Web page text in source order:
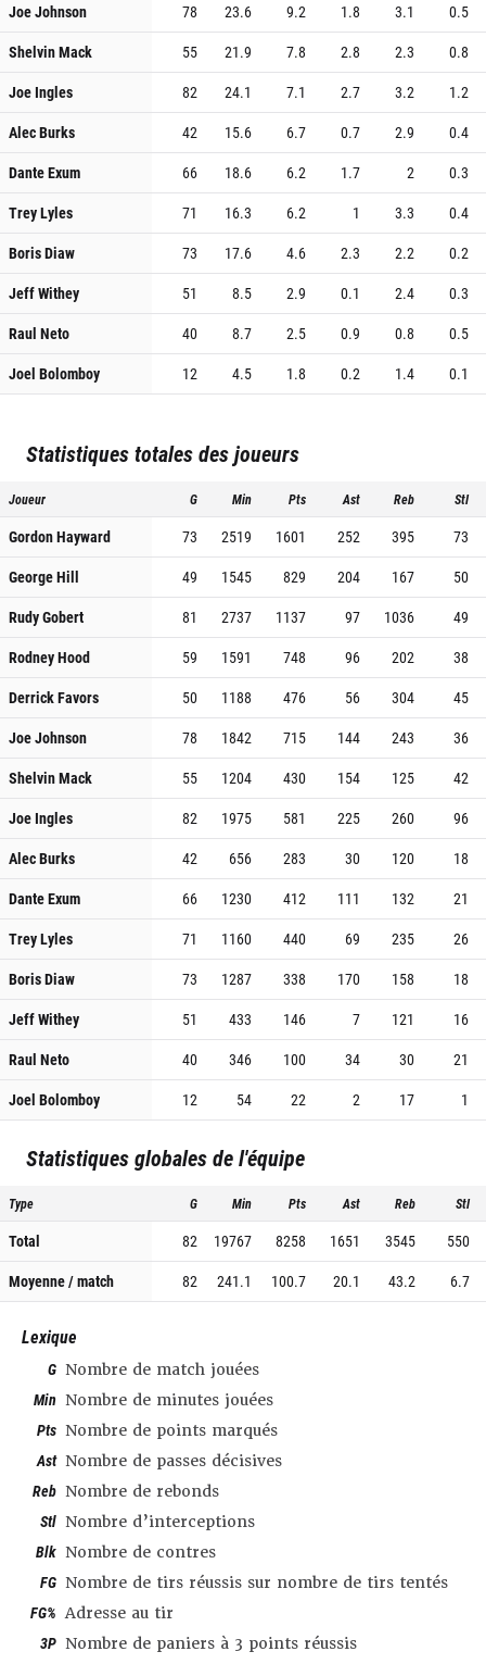
Joe Johnson
78 23.6 9.2 1.8 3.1
0.5
Shelvin Mack
55 21.9 7.8 2.8 2.3
0.8
Joe Ingles
82 24.1 7.1 2.7 3.2
1.2
Alec Burks
42 15.6 6.7 0.7 2.9
0.4
Dante Exum
66 18.6 6.2 1.7 2
0.3
Trey Lyles
71 16.3 6.2 1 3.3
0.4
Boris Diaw
73 17.6 4.6 2.3 2.2
0.2
Jeff Withey
51 8.5 2.9 0.1 2.4
0.3
Raul Neto
40 8.7 2.5 0.9 0.8
0.5
Joel Bolomboy
12 4.5 1.8 0.2 1.4 0.1
Statistiques totales des joueurs
Joueur G Min Pts Ast Reb Stl
Gordon Hayward 73 2519 1601 252 395
73
George Hill
49 1545 829 204 167
50
Rudy Gobert
81 2737 1137 97 1036
49
Rodney Hood
59 1591 748 96 202
38
Derrick Favors
50 1188 476 56 304
45
Joe Johnson
78 1842 715 144 243
36
Shelvin Mack
55 1204 430 154 125
42
Joe Ingles
82 1975 581 225 260
96
Alec Burks
42 656 283 30 120
18
Dante Exum
66 1230 412 111 132
21
Trey Lyles
71 1160 440 69 235
26
Boris Diaw
73 1287 338 170 158
18
Jeff Withey
51 433 146 7 121
16
Raul Neto
40 346 100 34 30
21
Joel Bolomboy
12 54 22 2 17 1
Statistiques globales de l'équipe
Type G Min Pts Ast Reb Stl
Total 82 19767 8258 1651 3545
550
Moyenne / match
82 241.1 100.7 20.1 43.2 6.7
Lexique
G Nombre de match jouées
Min Nombre de minutes jouées
Pts Nombre de points marqués
Ast Nombre de passes décisives
Reb Nombre de rebonds
Stl Nombre d’interceptions
Blk Nombre de contres
FG Nombre de tirs réussis sur nombre de tirs tentés
FG% Adresse au tir
3P Nombre de paniers à 3 points réussis